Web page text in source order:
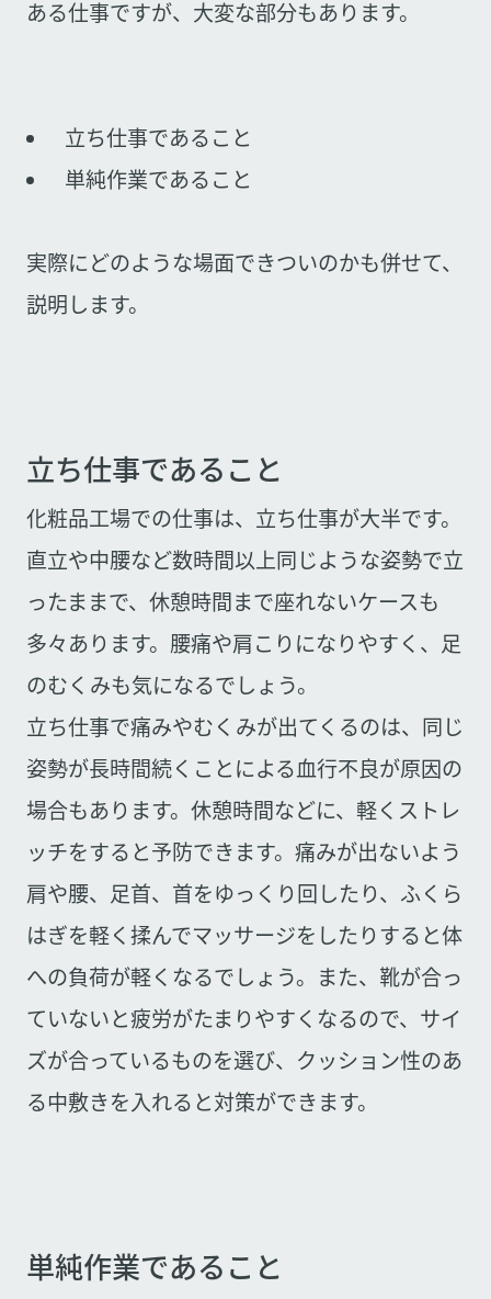
ある仕事ですが、大変な部分もあります。
立ち仕事であること
単純作業であること
実際にどのような場面できついのかも併せて、
説明します。
立ち仕事であること
化粧品工場での仕事は、立ち仕事が大半です。
直立や中腰など数時間以上同じような姿勢で立
ったままで、休憩時間まで座れないケースも
多々あります。腰痛や肩こりになりやすく、足
のむくみも気になるでしょう。
立ち仕事で痛みやむくみが出てくるのは、同じ
姿勢が長時間続くことによる血行不良が原因の
場合もあります。休憩時間などに、軽くストレ
ッチをすると予防できます。痛みが出ないよう
肩や腰、足首、首をゆっくり回したり、ふくら
はぎを軽く揉んでマッサージをしたりすると体
への負荷が軽くなるでしょう。また、靴が合っ
ていないと疲労がたまりやすくなるので、サイ
ズが合っているものを選び、クッション性のあ
る中敷きを入れると対策ができます。
単純作業であること